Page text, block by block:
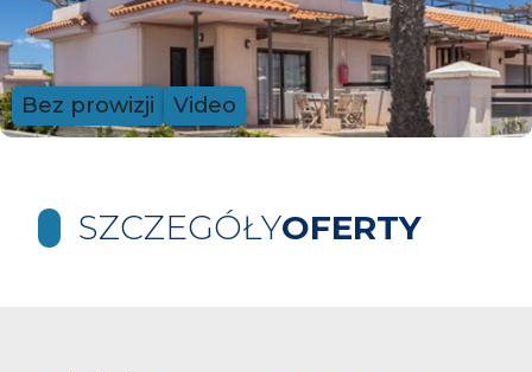
Bez prowizji Video
SZCZEGÓŁYOFERTY